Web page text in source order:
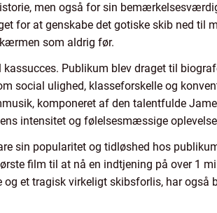
men også for sin
for at genskabe det gotiske skib ned til
som aldrig før.
Publikum blev draget til
social ulighed, klasseforskelle og
komponeret af den talentfulde
intensitet og følelsesmæssige
sin popularitet og tidløshed hos
film til at nå en indtjening på over 1
et tragisk virkeligt skibsforlis, har også